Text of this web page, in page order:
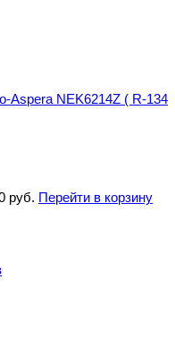
Aspera NEK6214Z ( R-134
руб. Перейти в корзину